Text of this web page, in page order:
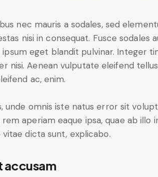
nec mauris a sodales, sed
nisi in consequat. Fusce sodales
ipsum eget blandit pulvinar. Integer
nisi. Aenean vulputate eleifend
ac, enim.
unde omnis iste natus error sit
aperiam eaque ipsa, quae ab illo
dicta sunt, explicabo.
accusam